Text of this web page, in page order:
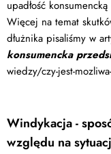
upadłość
Więcej na temat
dłużnika pisaliśmy w
konsumencka
wiedzy/czy-jest-
Windykacja -
względu na